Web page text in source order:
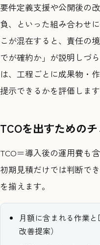
要件定義支援や公開後の
負、といった組み合わせ
こが混在すると、責任の
でが確約か」が説明しづ
は、工程ごとに成果物・
提示できるかを評価します
TCOを出すための
TCO＝導入後の運用費も
初期見積だけでは判断で
を揃えます。
月額に含まれる作業と
改善提案）